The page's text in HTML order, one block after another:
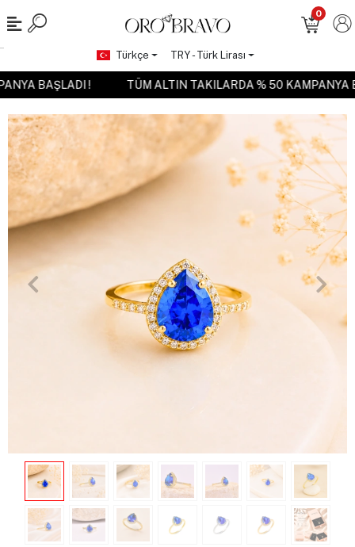
BAŞLADI ! TÜM ALTIN TAKILARDA % 50
0
Türkçe TRY - Türk Lirası